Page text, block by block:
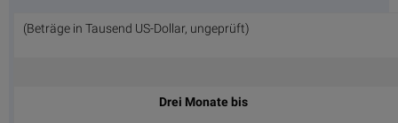
(Beträge in Tausend US-Dollar, ungeprüft)
Drei Monate bis